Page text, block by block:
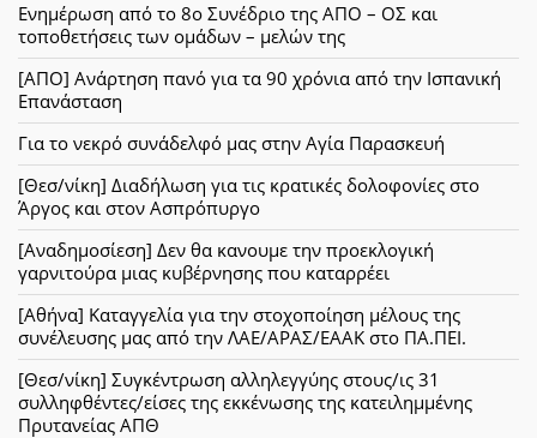
Ενημέρωση από το 8ο Συνέδριο της ΑΠΟ – ΟΣ και
τοποθετήσεις των ομάδων – μελών της
[ΑΠΟ] Ανάρτηση πανό για τα 90 χρόνια από την Ισπανική
Επανάσταση
Για το νεκρό συνάδελφό μας στην Αγία Παρασκευή
[Θεσ/νίκη] Διαδήλωση για τις κρατικές δολοφονίες στο
Άργος και στον Ασπρόπυργο
[Αναδημοσίεση] Δεν θα κανουμε την προεκλογική
γαρνιτούρα μιας κυβέρνησης που καταρρέει
[Αθήνα] Καταγγελία για την στοχοποίηση μέλους της
συνέλευσης μας από την ΛΑΕ/ΑΡΑΣ/ΕΑΑΚ στο ΠΑ.ΠΕΙ.
[Θεσ/νίκη] Συγκέντρωση αλληλεγγύης στους/ις 31
συλληφθέντες/είσες της εκκένωσης της κατειλημμένης
Πρυτανείας ΑΠΘ